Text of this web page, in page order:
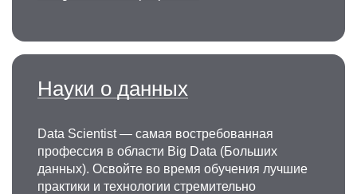
Науки о данных
Data Scientist — самая востребованная
профессия в области Big Data (Больших
данных). Освойте во время обучения лучшие
практики и технологии стремительно